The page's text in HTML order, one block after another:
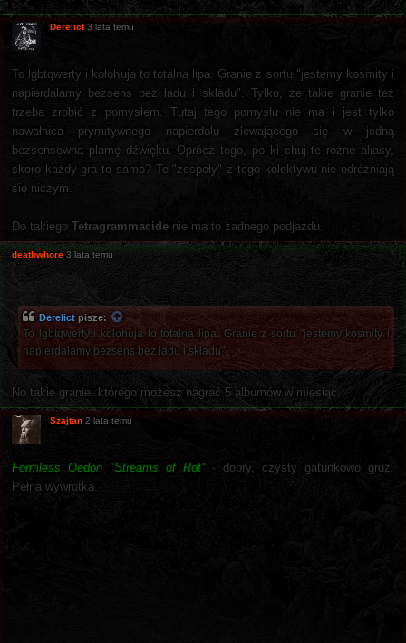
Derelict 3 lata temu
To lgbtqwerty i kołohuja to totalna lipa. Granie z sortu "jestemy kosmity i
napierdalamy bezsens bez ładu i składu". Tylko, że takie granie też
trzeba zrobić z pomysłem. Tutaj tego pomysłu nie ma i jest tylko
nawałnica prymitywnego napierdolu zlewającego się w jedną
bezsensowną plamę dźwięku. Oprócz tego, po ki chuj te różne aliasy,
skoro każdy gra to samo? Te "zespoły" z tego kolektywu nie odróżniają
się niczym.
Do takiego Tetragrammacide nie ma to żadnego podjazdu.
deathwhore 3 lata temu
Derelict pisze:
To lgbtqwerty i kołohuja to totalna lipa. Granie z sortu "jestemy kosmity i
napierdalamy bezsens bez ładu i składu".
No takie granie, którego możesz nagrać 5 albumów w miesiąc.
Szajtan 2 lata temu
Formless Oedon "Streams of Rot"- dobry, czysty gatunkowo gruz.
Pełna wywrotka.